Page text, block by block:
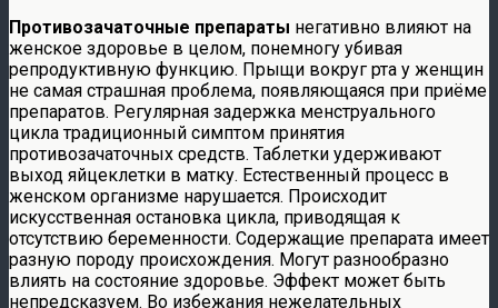
Противозачаточные препараты негативно влияют на
женское здоровье в целом, понемногу убивая
репродуктивную функцию. Прыщи вокруг рта у женщин
не самая страшная проблема, появляющаяся при приёме
препаратов. Регулярная задержка менструального
цикла традиционный симптом принятия
противозачаточных средств. Таблетки удерживают
выход яйцеклетки в матку. Естественный процесс в
женском организме нарушается. Происходит
искусственная остановка цикла, приводящая к
отсутствию беременности. Содержащие препарата имеет
разную породу происхождения. Могут разнообразно
влиять на состояние здоровье. Эффект может быть
непредсказуем. Во избежания нежелательных